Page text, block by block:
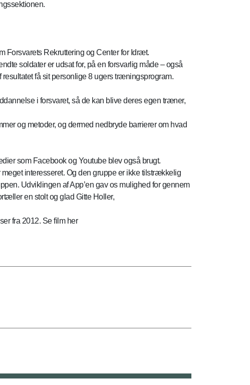
Forsvarets Rekruttering og Center for Idræt.
soldater er udsat for, på en forsvarlig måde – også
få sit personlige 8 ugers træningsprogram.
i forsvaret, så de kan blive deres egen træner,
og metoder, og dermed nedbryde barrierer om hvad
som Facebook og Youtube blev også brugt.
interesseret. Og den gruppe er ikke tilstrækkelig
Udviklingen af App’en gav os mulighed for gennem
en stolt og glad Gitte Holler,
fra 2012. Se film her